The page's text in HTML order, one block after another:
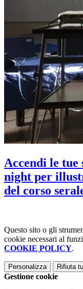
Accendi le tue
night per
del corso
Questo sito o gli
cookie necessari al
COOKIE POLICY.
Personalizza Rifiuta
Gestione cookie